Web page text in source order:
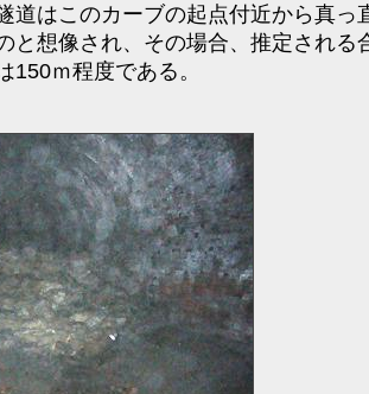
道はこのカーブの起点付近から真っ
と想像され、その場合、推定される
150ｍ程度である。